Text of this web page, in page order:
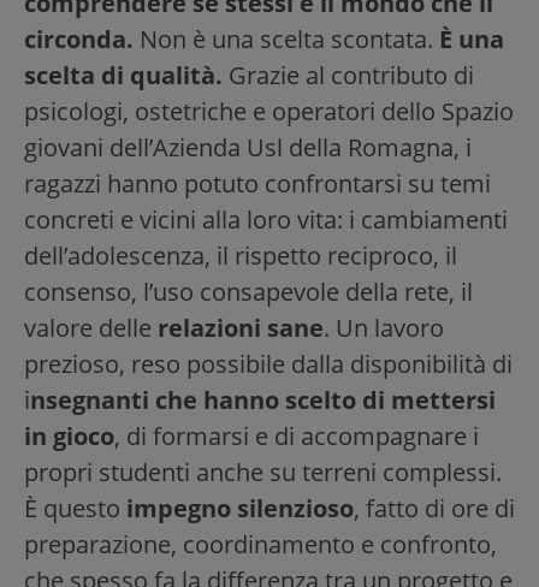
circonda. Non è una scelta scontata. È una
scelta di qualità. Grazie al contributo di
psicologi, ostetriche e operatori dello Spazio
giovani dell’Azienda Usl della Romagna, i
ragazzi hanno potuto confrontarsi su temi
concreti e vicini alla loro vita: i cambiamenti
dell’adolescenza, il rispetto reciproco, il
consenso, l’uso consapevole della rete, il
valore delle relazioni sane. Un lavoro
prezioso, reso possibile dalla disponibilità di
insegnanti che hanno scelto di mettersi
in gioco, di formarsi e di accompagnare i
propri studenti anche su terreni complessi.
È questo impegno silenzioso, fatto di ore di
preparazione, coordinamento e confronto,